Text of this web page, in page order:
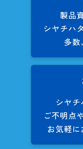
製品
シヤチハ
多数
シヤ
ご不明点
お気軽に